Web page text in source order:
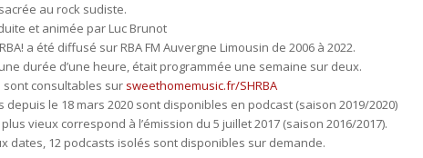
au rock sudiste.
et animée par Luc Brunot
a été diffusé sur RBA FM Auvergne Limousin de 2006 à 2022.
durée d’une heure, était programmée une semaine sur deux.
sont consultables sur sweethomemusic.fr/SHRBA
depuis le 18 mars 2020 sont disponibles en podcast (saison 2019/2020)
vieux correspond à l’émission du 5 juillet 2017 (saison 2016/2017).
dates, 12 podcasts isolés sont disponibles sur demande.